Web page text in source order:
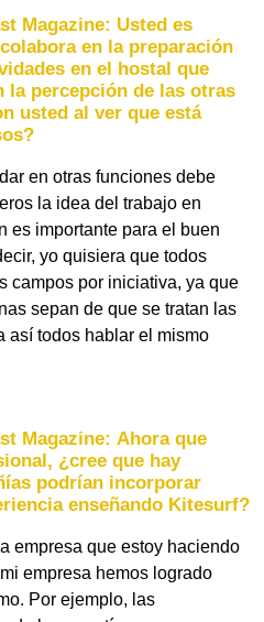
Magazine: Usted es
en la preparación
en el hostal que
la percepción de las otras
usted al ver que está
en otras funciones debe
la idea del trabajo en
es importante para el buen
yo quisiera que todos
campos por iniciativa, ya que
sepan de que se tratan las
así todos hablar el mismo
Magazine: Ahora que
¿cree que hay
podrían incorporar
enseñando Kitesurf?
empresa que estoy haciendo
empresa hemos logrado
Por ejemplo, las